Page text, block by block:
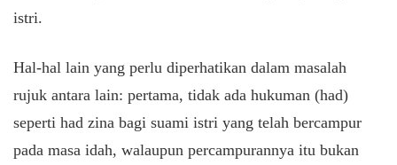
istri.
Hal-hal lain yang perlu diperhatikan dalam masalah
rujuk antara lain: pertama, tidak ada hukuman (had)
seperti had zina bagi suami istri yang telah bercampur
pada masa idah, walaupun percampurannya itu bukan